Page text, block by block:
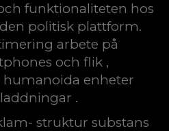
funktionaliteten hos
politisk plattform.
arbete på
och flik ,
humanoida enheter
.
struktur substans